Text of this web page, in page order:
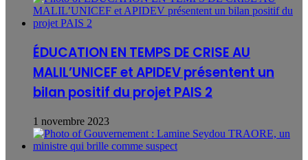
ÉDUCATION EN TEMPS DE CRISE AU
MALIL’UNICEF et APIDEV présentent un
bilan positif du projet PAIS 2
1 novembre 2023